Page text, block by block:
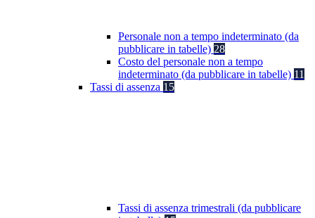
Personale non a tempo indeterminato (da
pubblicare in tabelle) 28
Costo del personale non a tempo
indeterminato (da pubblicare in tabelle) 11
Tassi di assenza 15
Tassi di assenza trimestrali (da pubblicare